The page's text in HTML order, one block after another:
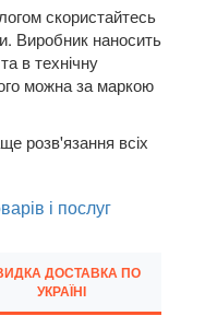
скористайтесь
Виробник наносить
в технічну
можна за маркою
розв'язання всіх
і послуг
ДОСТАВКА ПО
УКРАЇНІ